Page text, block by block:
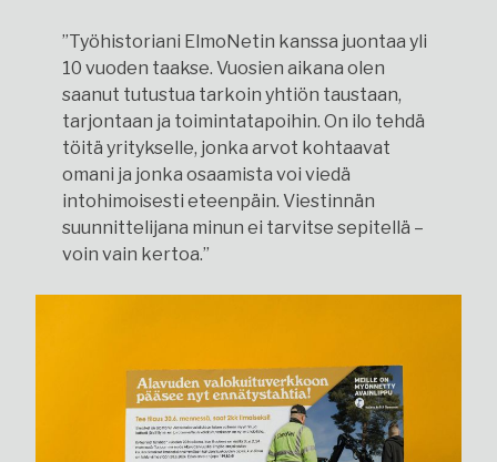
”Työhistoriani ElmoNetin kanssa juontaa yli
10 vuoden taakse. Vuosien aikana olen
saanut tutustua tarkoin yhtiön taustaan,
tarjontaan ja toimintatapoihin. On ilo tehdä
töitä yritykselle, jonka arvot kohtaavat
omani ja jonka osaamista voi viedä
intohimoisesti eteenpäin. Viestinnän
suunnittelijana minun ei tarvitse sepitellä –
voin vain kertoa.”